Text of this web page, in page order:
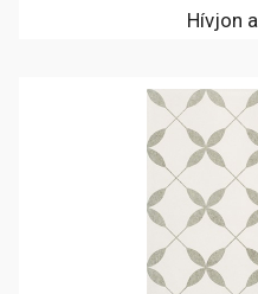
Hívjon